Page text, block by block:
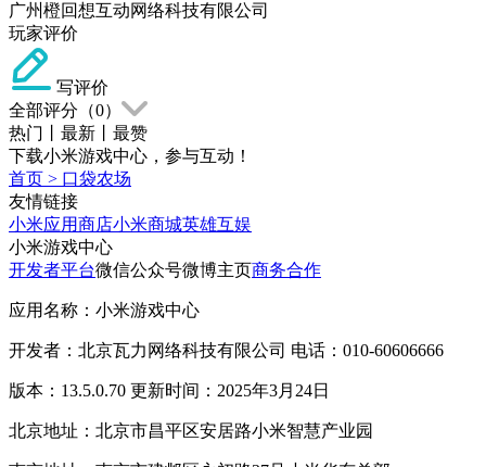
广州橙回想互动网络科技有限公司
玩家评价
写评价
全部评分（0）
热门
最新
最赞
下载小米游戏中心，参与互动！
首页 > 口袋农场
友情链接
小米应用商店小米商城英雄互娱
小米游戏中心
开发者平台微信公众号微博主页商务合作
应用名称：小米游戏中心
开发者：北京瓦力网络科技有限公司 电话：010-60606666
版本：13.5.0.70 更新时间：2025年3月24日
北京地址：北京市昌平区安居路小米智慧产业园